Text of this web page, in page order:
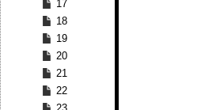
17
18
19
20
21
22